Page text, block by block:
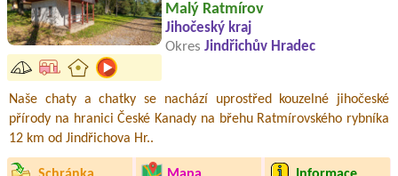
Malý Ratmírov
Jihočeský kraj
Okres Jindřichův Hradec
Naše chaty a chatky se nachází uprostřed kouzelné jihočeské
přírody na hranici České Kanady na břehu Ratmírovského rybníka
12 km od Jindřichova Hr..